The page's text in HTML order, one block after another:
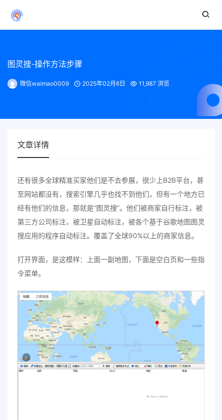
图灵搜-操作方法步骤
微信waimao0009 2025年02月6日 11,987 浏览
文章详情
还有很多全球精准买家他们是不去参展，很少上B2B平台，甚
至网站都没有，搜索引擎几乎也找不到他们，但有一个地方已
经有他们的信息，那就是”图灵搜”。他们被商家自行标注，被
第三方公司标注，被卫星自动标注，被各个基于谷歌地图图灵
搜应用的程序自动标注。覆盖了全球90%以上的商家信息。
打开界面，是这模样：上面一副地图，下面是空白页和一些指
令菜单。